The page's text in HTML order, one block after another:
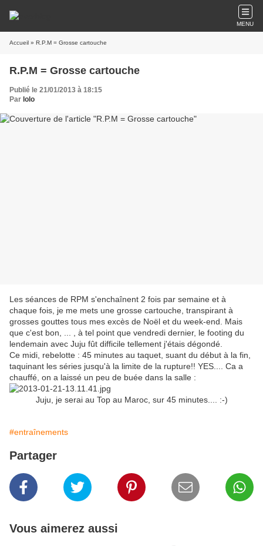
MENU
Accueil » R.P.M = Grosse cartouche
R.P.M = Grosse cartouche
Publié le 21/01/2013 à 18:15
Par lolo
Les séances de RPM s'enchaînent 2 fois par semaine et à
chaque fois, je me mets une grosse cartouche, transpirant à
grosses gouttes tous mes excès de Noël et du week-end. Mais
que c'est bon, ... , à tel point que vendredi dernier, le footing du
lendemain avec Juju fût difficile tellement j'étais dégondé.
Ce midi, rebelotte : 45 minutes au taquet, suant du début à la fin,
taquinant les séries jusqu'à la limite de la rupture!! YES.... Ca a
chauffé, on a laissé un peu de buée dans la salle :
Juju, je serai au Top au Maroc, sur 45 minutes.... :-)
#entraînements
Partager
Vous aimerez aussi